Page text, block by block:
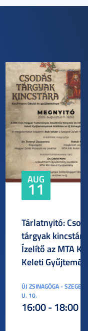
AUG
11
Tárlatnyitó:
tárgyak
Ízelítő az MTA
Keleti
ÚJ ZSINAGÓGA -
U. 10.
16:00 - 18:00